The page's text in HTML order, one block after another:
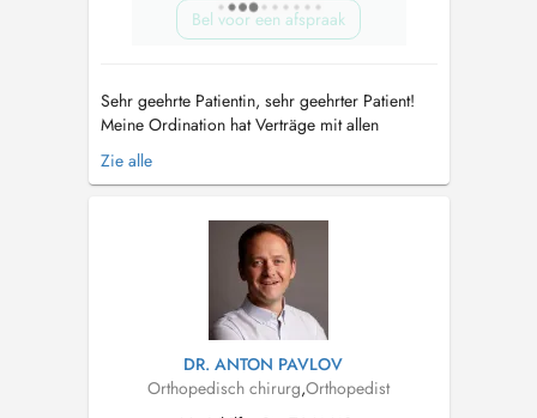
Bel voor een afspraak
Sehr geehrte Patientin, sehr geehrter Patient!
Meine Ordination hat Verträge mit allen
gesetzlichen Krankenkassen. Ich werde
fallweise von Kollegen vertreten. Falls Sie mich
Sie bitte die Versicherung Privatversicherung
und die Terminart PRIVAT-TE...
Zie alle
DR. ANTON PAVLOV
Orthopedisch chirurg,Orthopedist